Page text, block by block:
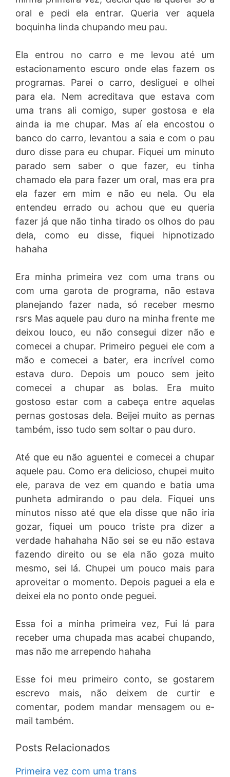
oral e pedi ela entrar. Queria ver aquela
boquinha linda chupando meu pau.
Ela entrou no carro e me levou até um
estacionamento escuro onde elas fazem os
programas. Parei o carro, desliguei e olhei
para ela. Nem acreditava que estava com
uma trans ali comigo, super gostosa e ela
ainda ia me chupar. Mas aí ela encostou o
banco do carro, levantou a saia e com o pau
duro disse para eu chupar. Fiquei um minuto
parado sem saber o que fazer, eu tinha
chamado ela para fazer um oral, mas era pra
ela fazer em mim e não eu nela. Ou ela
entendeu errado ou achou que eu queria
fazer já que não tinha tirado os olhos do pau
dela, como eu disse, fiquei hipnotizado
hahaha
Era minha primeira vez com uma trans ou
com uma garota de programa, não estava
planejando fazer nada, só receber mesmo
rsrs Mas aquele pau duro na minha frente me
deixou louco, eu não consegui dizer não e
comecei a chupar. Primeiro peguei ele com a
mão e comecei a bater, era incrível como
estava duro. Depois um pouco sem jeito
comecei a chupar as bolas. Era muito
gostoso estar com a cabeça entre aquelas
pernas gostosas dela. Beijei muito as pernas
também, isso tudo sem soltar o pau duro.
Até que eu não aguentei e comecei a chupar
aquele pau. Como era delicioso, chupei muito
ele, parava de vez em quando e batia uma
punheta admirando o pau dela. Fiquei uns
minutos nisso até que ela disse que não iria
gozar, fiquei um pouco triste pra dizer a
verdade hahahaha Não sei se eu não estava
fazendo direito ou se ela não goza muito
mesmo, sei lá. Chupei um pouco mais para
aproveitar o momento. Depois paguei a ela e
deixei ela no ponto onde peguei.
Essa foi a minha primeira vez, Fui lá para
receber uma chupada mas acabei chupando,
mas não me arrependo hahaha
Esse foi meu primeiro conto, se gostarem
escrevo mais, não deixem de curtir e
comentar, podem mandar mensagem ou e-
mail também.
Posts Relacionados
Primeira vez com uma trans